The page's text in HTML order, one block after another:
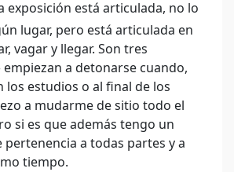
exposición está articulada, no lo
lugar, pero está articulada en
vagar y llegar. Son tres
a detonarse cuando,
los estudios o al final de los
a mudarme de sitio todo el
si es que además tengo un
a todas partes y a
tiempo.